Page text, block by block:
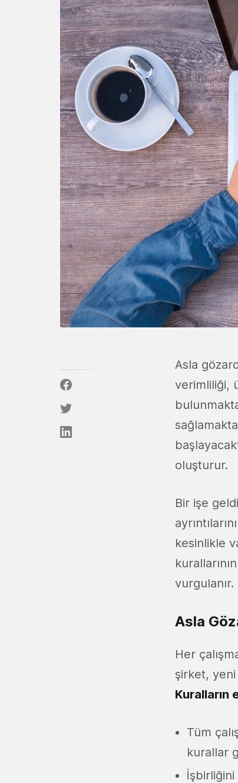
Asla
verimliliği,
oluşturur.
Bir işe
kesinlikle
vurgulanır.
Asla
Her
şirket, yeni
Kuralların
Tüm
kurallar